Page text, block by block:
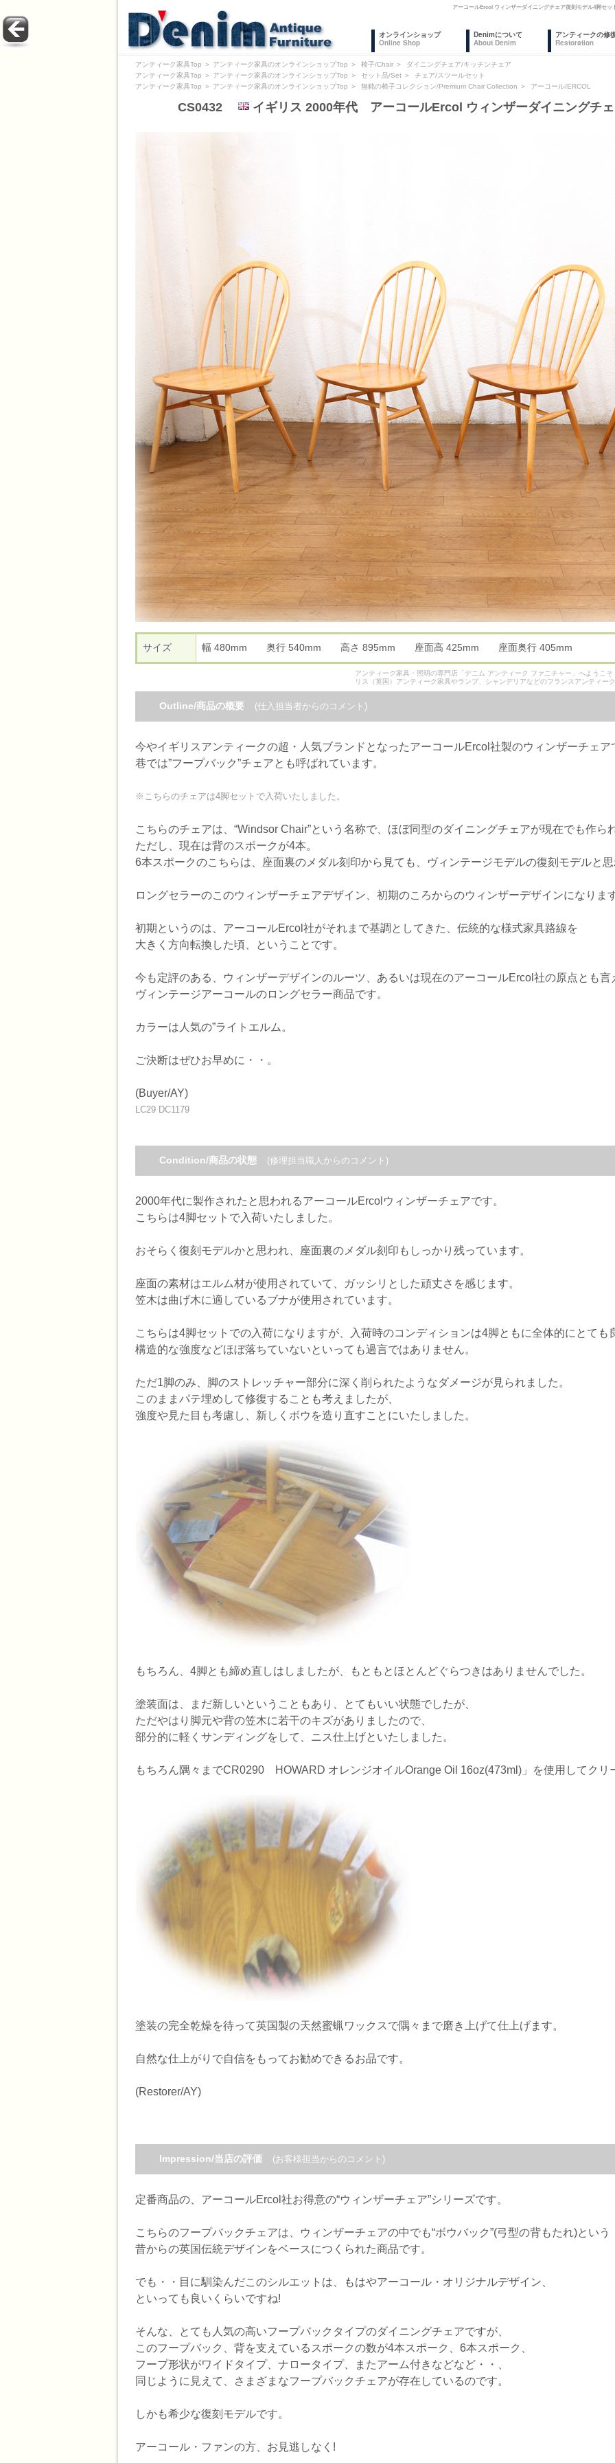
アーコールErcol ウィンザーダイニングチェア復刻モデル4脚セ
オンラインショップ
Online Shop
Denimについて
About Denim
アンティークの修
Restoration
アンティーク家具Top ＞ アンティーク家具のオンラインショップTop ＞ 椅子/Chair ＞
ダイニングチェア/キッチンチェア
アンティーク家具Top ＞ アンティーク家具のオンラインショップTop ＞ セット品/Set ＞
チェア/スツールセット
アンティーク家具Top ＞ アンティーク家具のオンラインショップTop ＞ 無銘の椅子コレクション/Premium Chair Collection ＞ アーコール/ERCOL
CS0432 イギリス 2000年代 アーコールErcol ウィンザーダイニングチ
サイズ 幅 480mm 奥行 540mm 高さ 895mm 座面高 425mm 座面奥行 405mm
アンティーク家具・照明の専門店「デニム アンティーク ファニチャー」へようこ
リス（英国）アンティーク家具やランプ、シャンデリアなどのフランスアンティー
Outline/商品の概要 (仕入担当者からのコメント)
今やイギリスアンティークの超・人気ブランドとなったアーコールErcol社製のウィンザーチェア
巷では”フープバック”チェアとも呼ばれています。
※こちらのチェアは4脚セットで入荷いたしました。
こちらのチェアは、“Windsor Chair”という名称で、ほぼ同型のダイニングチェアが現在でも作
ただし、現在は背のスポークが4本。
6本スポークのこちらは、座面裏のメダル刻印から見ても、ヴィンテージモデルの復刻モデルと
ロングセラーのこのウィンザーチェアデザイン、初期のころからのウィンザーデザインになりま
初期というのは、アーコールErcol社がそれまで基調としてきた、伝統的な様式家具路線を
大きく方向転換した頃、ということです。
今も定評のある、ウィンザーデザインのルーツ、あるいは現在のアーコールErcol社の原点とも
ヴィンテージアーコールのロングセラー商品です。
カラーは人気の”ライトエルム。
ご決断はぜひお早めに・・。
(Buyer/AY)
LC29 DC1179
Condition/商品の状態 (修理担当職人からのコメント)
2000年代に製作されたと思われるアーコールErcolウィンザーチェアです。
こちらは4脚セットで入荷いたしました。
おそらく復刻モデルかと思われ、座面裏のメダル刻印もしっかり残っています。
座面の素材はエルム材が使用されていて、ガッシリとした頑丈さを感じます。
笠木は曲げ木に適しているブナが使用されています。
こちらは4脚セットでの入荷になりますが、入荷時のコンディションは4脚ともに全体的にとても
構造的な強度などほぼ落ちていないといっても過言ではありません。
ただ1脚のみ、脚のストレッチャー部分に深く削られたようなダメージが見られました。
このままパテ埋めして修復することも考えましたが、
強度や見た目も考慮し、新しくボウを造り直すことにいたしました。
もちろん、4脚とも締め直しはしましたが、もともとほとんどぐらつきはありませんでした。
塗装面は、まだ新しいということもあり、とてもいい状態でしたが、
ただやはり脚元や背の笠木に若干のキズがありましたので、
部分的に軽くサンディングをして、ニス仕上げといたしました。
もちろん隅々までCR0290 HOWARD オレンジオイルOrange Oil 16oz(473ml)」を使用してクリ
塗装の完全乾燥を待って英国製の天然蜜蝋ワックスで隅々まで磨き上げて仕上げます。
自然な仕上がりで自信をもってお勧めできるお品です。
(Restorer/AY)
Impression/当店の評価 (お客様担当からのコメント)
定番商品の、アーコールErcol社お得意の“ウィンザーチェア”シリーズです。
こちらのフープバックチェアは、ウィンザーチェアの中でも“ボウバック”(弓型の背もたれ)という
昔からの英国伝統デザインをベースにつくられた商品です。
でも・・目に馴染んだこのシルエットは、もはやアーコール・オリジナルデザイン、
といっても良いくらいですね!
そんな、とても人気の高いフープバックタイプのダイニングチェアですが、
このフープバック、背を支えているスポークの数が4本スポーク、6本スポーク、
フープ形状がワイドタイプ、ナロータイプ、またアーム付きなどなど・・、
同じように見えて、さまざまなフープバックチェアが存在しているのです。
しかも希少な復刻モデルです。
アーコール・ファンの方、お見逃しなく!